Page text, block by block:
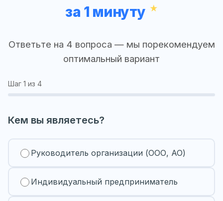
за 1 минуту
Ответьте на 4 вопроса — мы порекомендуем
оптимальный вариант
Шаг 1 из 4
Кем вы являетесь?
Руководитель организации (ООО, АО)
Индивидуальный предприниматель